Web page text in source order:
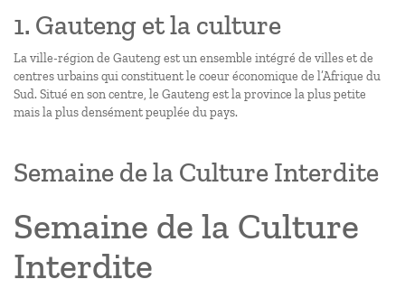
1. Gauteng et la culture
La ville-région de Gauteng est un ensemble intégré de villes et de
centres urbains qui constituent le coeur économique de l’Afrique du
Sud. Situé en son centre, le Gauteng est la province la plus petite
mais la plus densément peuplée du pays.
Semaine de la Culture Interdite
Semaine de la Culture
Interdite